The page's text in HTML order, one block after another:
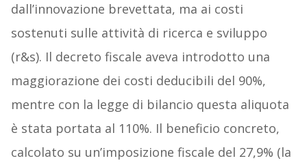
dall’innovazione brevettata, ma ai costi
sostenuti sulle attività di ricerca e sviluppo
(r&s). Il decreto fiscale aveva introdotto una
maggiorazione dei costi deducibili del 90%,
mentre con la legge di bilancio questa aliquota
è stata portata al 110%. Il beneficio concreto,
calcolato su un’imposizione fiscale del 27,9% (la